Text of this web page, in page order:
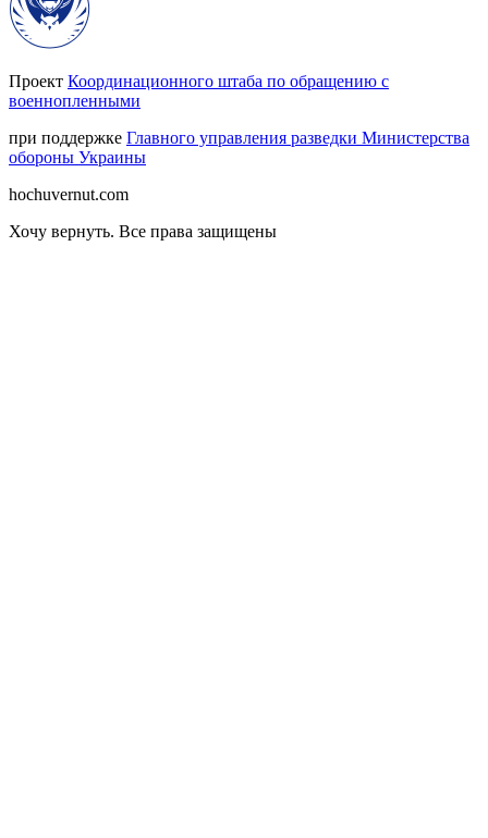
Проект Координационного штаба по обращению с
военнопленными
при поддержке Главного управления разведки Министерства
обороны Украины
hochuvernut.com
Хочу вернуть. Все права защищены